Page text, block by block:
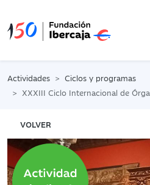
Actividades
Ciclos y programas
XXXIII Ciclo Internacional de Órgano Joseph de Sesma
VOLVER